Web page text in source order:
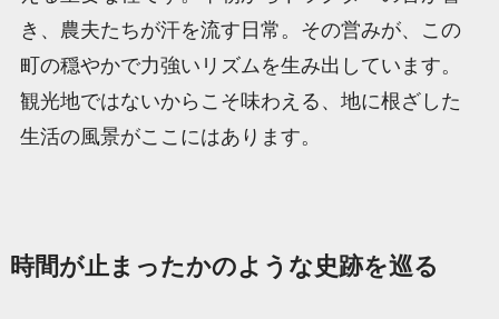
き、農夫たちが汗を流す日常。その営みが、この
町の穏やかで力強いリズムを生み出しています。
観光地ではないからこそ味わえる、地に根ざした
生活の風景がここにはあります。
時間が止まったかのような史跡を巡る